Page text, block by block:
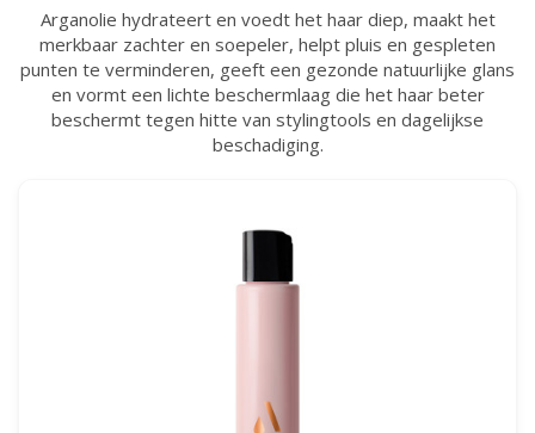
Arganolie hydrateert en voedt het haar diep, maakt het
merkbaar zachter en soepeler, helpt pluis en gespleten
punten te verminderen, geeft een gezonde natuurlijke glans
en vormt een lichte beschermlaag die het haar beter
beschermt tegen hitte van stylingtools en dagelijkse
beschadiging.